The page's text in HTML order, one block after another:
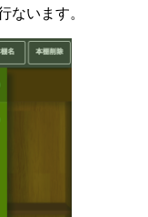
ないます。